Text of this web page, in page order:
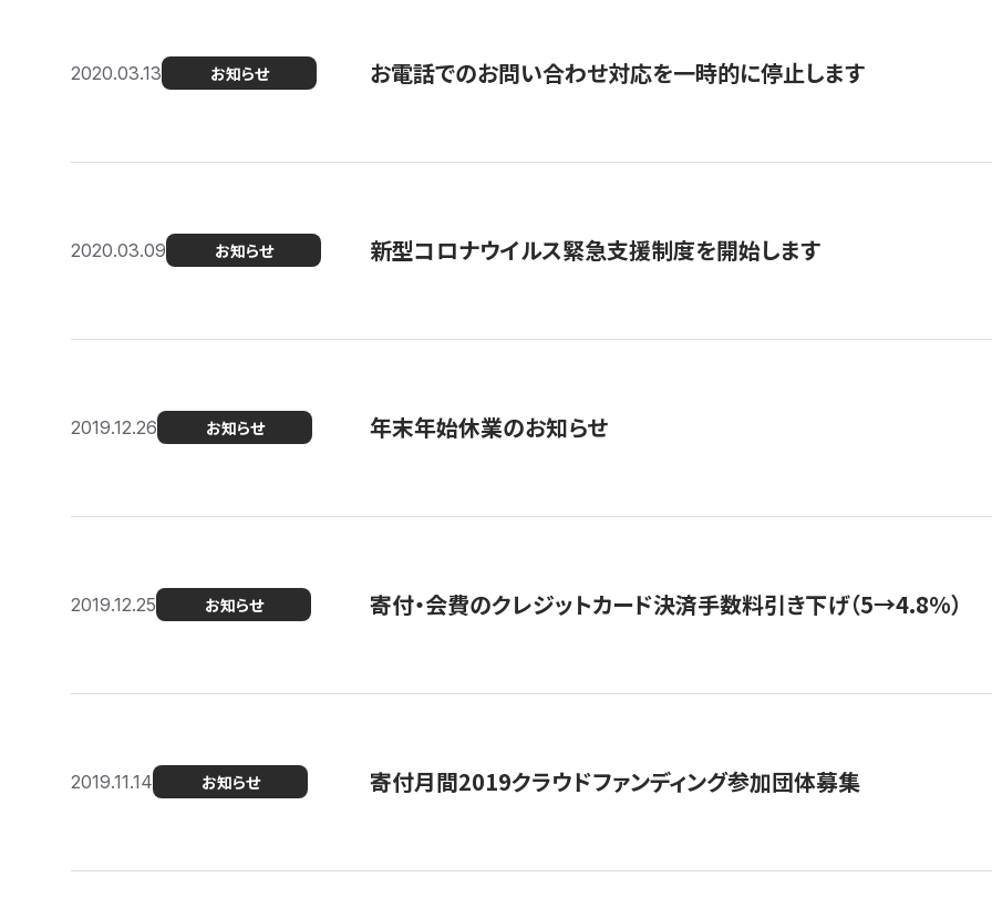
2020.03.13 お知らせ お電話でのお問い合わせ対応を一時的に停止します
2020.03.09 お知らせ 新型コロナウイルス緊急支援制度を開始します
2019.12.26 お知らせ 年末年始休業のお知らせ
2019.12.25 お知らせ 寄付・会費のクレジットカード決済手数料引き下げ（5→4.8%）
2019.11.14 お知らせ 寄付月間2019クラウドファンディング参加団体募集